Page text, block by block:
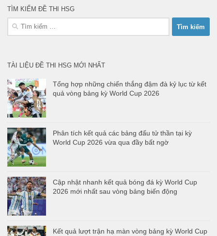
TÌM KIẾM ĐỀ THI HSG
Tìm
kiếm
TÀI LIỆU ĐỀ THI HSG MỚI NHẤT
Tổng hợp những chiến thắng đậm đà kỷ lục từ kết
quả vòng bảng kỳ World Cup 2026
Phân tích kết quả các bảng đấu tử thần tại kỳ
World Cup 2026 vừa qua đầy bất ngờ
Cập nhật nhanh kết quả bóng đá kỳ World Cup
2026 mới nhất sau vòng bảng biến động
Kết quả lượt trận hạ màn vòng bảng kỳ World Cup